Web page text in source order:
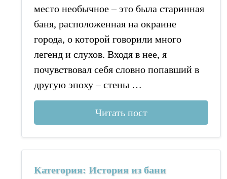
место необычное – это была старинная
баня, расположенная на окраине
города, о которой говорили много
легенд и слухов. Входя в нее, я
почувствовал себя словно попавший в
другую эпоху – стены …
Читать пост
Категория: История из бани